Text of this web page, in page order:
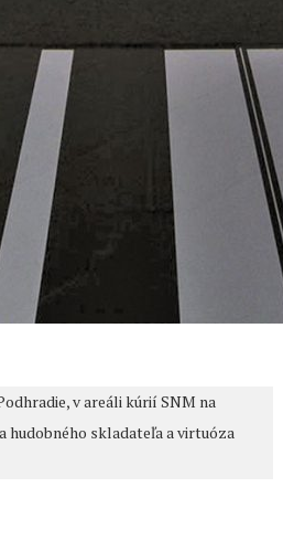
v areáli kúrií SNM na
hudobného skladateľa a virtuóza